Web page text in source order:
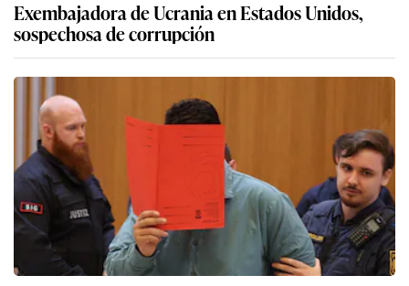
Exembajadora de Ucrania en Estados Unidos,
sospechosa de corrupción